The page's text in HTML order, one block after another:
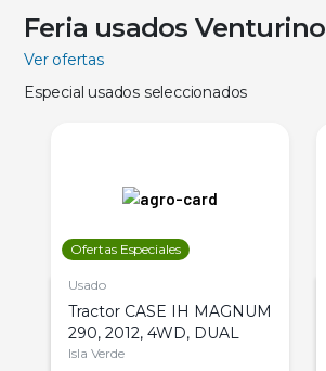
Feria usados Venturino
Ver ofertas
Especial usados seleccionados
Ofertas Especiales
Usado
Tractor CASE IH MAGNUM
290, 2012, 4WD, DUAL
Isla Verde